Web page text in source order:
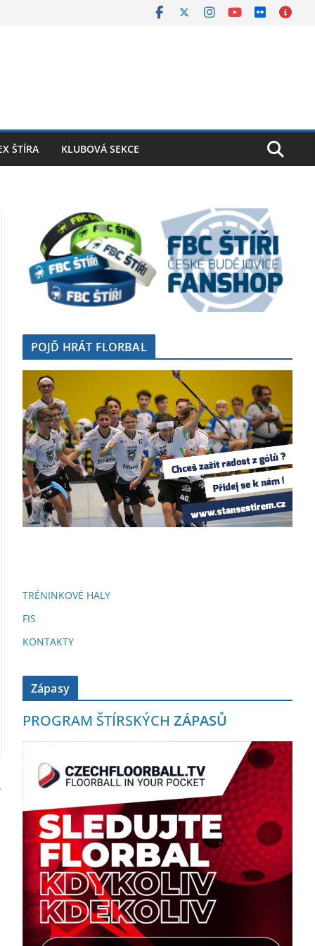
ŠTÍRA KLUBOVÁ SEKCE
POJĎ HRÁT FLORBAL
TRÉNINKOVÉ HALY
FIS
KONTAKTY
Zápasy
PROGRAM ŠTÍRSKÝCH ZÁPASŮ